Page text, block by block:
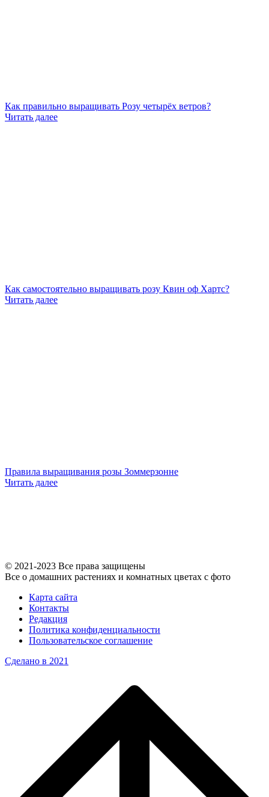
Как правильно выращивать Розу четырёх ветров?
Читать далее
Как самостоятельно выращивать розу Квин оф Хартс?
Читать далее
Правила выращивания розы Зоммерзонне
Читать далее
© 2021-2023 Все права защищены
Все о домашних растениях и комнатных цветах с фото
Карта сайта
Контакты
Редакция
Политика конфиденциальности
Пользовательское соглашение
Сделано в 2021